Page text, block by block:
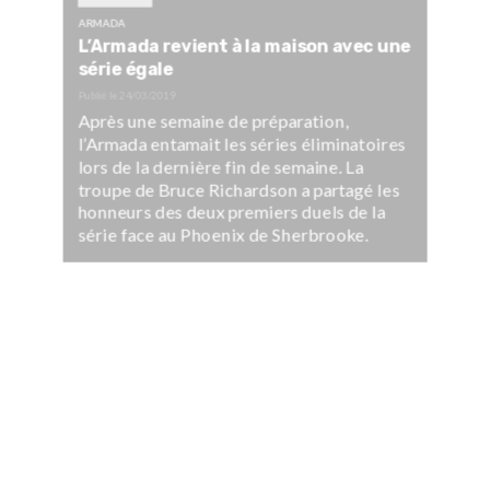
ARMADA
L’Armada revient à la maison avec une
série égale
Après une semaine de préparation,
l’Armada entamait les séries éliminatoires
lors de la dernière fin de semaine. La
troupe de Bruce Richardson a partagé les
honneurs des deux premiers duels de la
série face au Phoenix de Sherbrooke.